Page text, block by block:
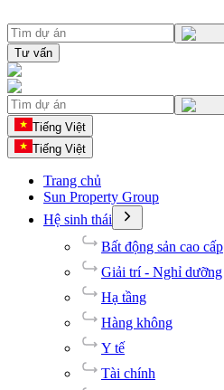
Tư vấn
Tiếng Việt
Tiếng Việt
Trang chủ
Sun Property Group
Hệ sinh thái
Bất động sản cao cấp
Giải trí - Nghỉ dưỡng
Hạ tầng
Hàng không
Y tế
Tài chính